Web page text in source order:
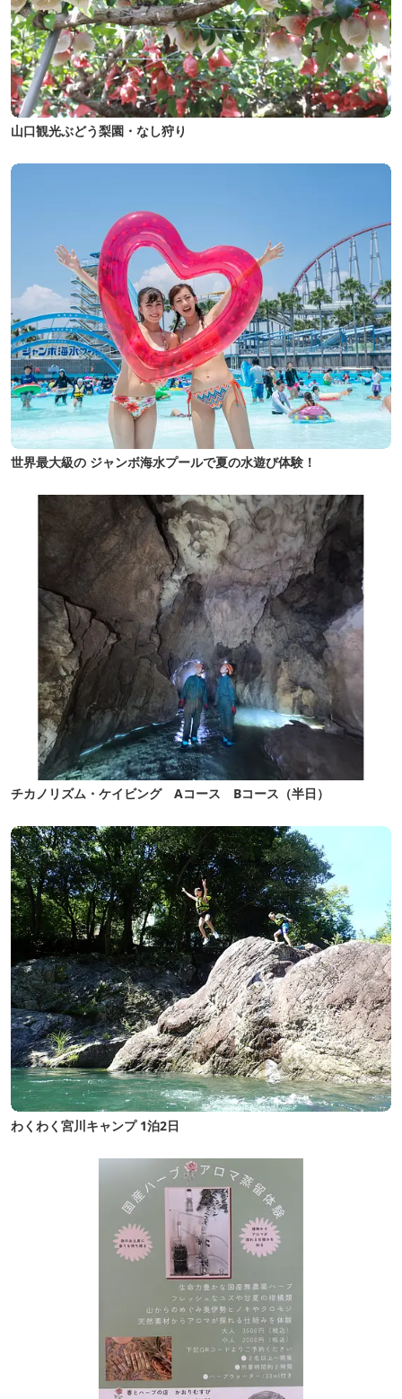
山口観光ぶどう梨園・なし狩り
世界最大級の ジャンボ海水プールで夏の水遊び体験！
チカノリズム・ケイビング Aコース Bコース（半日）
わくわく宮川キャンプ 1泊2日